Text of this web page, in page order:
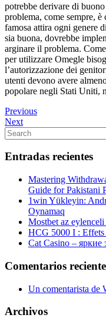
potrebbe derivare di
problema, come sempre,
famosa attira ogni genere
sia buona, dovrebbe
arginare il problema.
per utilizzare Omegle
l’autorizzazione dei
utenti devono avere
popolare negli Stati Uniti,
Navegación
de
entradas
Previous
Post
Previous
Next
Post
Next
Search
for:
Entradas recientes
Mastering
Guide for Pakistani
1win Yükleyin:
Oynamaq
Mostbet az
HCG 5000 I :
Cat Casino –
Comentarios
Un comentarista de
Archivos